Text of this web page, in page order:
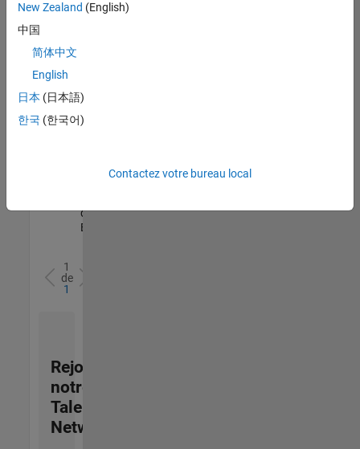
des
opportunités
votre
région.
Senior Software Quality Engineer
Senior
Engineer
qualité |
Expérimenté(e)
1
de
1
Rejoignez
notre
Talent
Network
New Zealand (English)
中国
简体中文
English
日本 (日本語)
한국 (한국어)
Contactez votre bureau local